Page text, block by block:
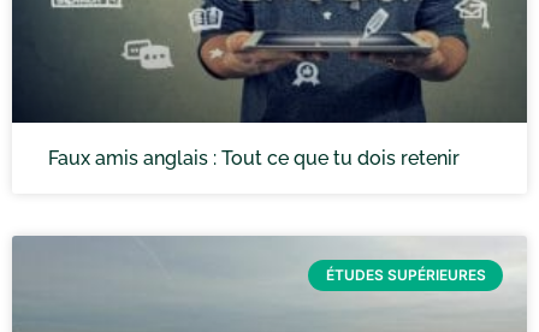
Faux amis anglais : Tout ce que tu dois retenir
ÉTUDES SUPÉRIEURES